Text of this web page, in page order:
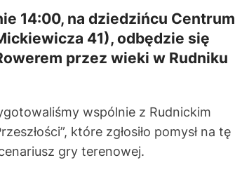
14:00, na dziedzińcu Centrum
41), odbędzie się
przez wieki w Rudniku
wspólnie z Rudnickim
które zgłosiło pomysł na tę
gry terenowej.